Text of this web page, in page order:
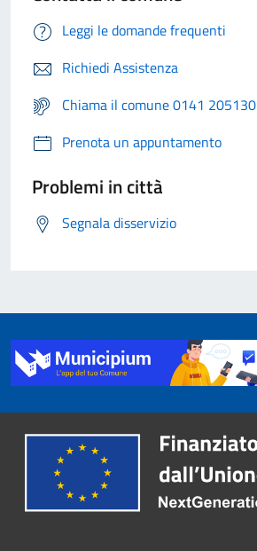
Leggi le domande frequenti
Richiedi Assistenza
Chiama il comune 0141 205130
Prenota un appuntamento
Problemi in città
Segnala disservizio